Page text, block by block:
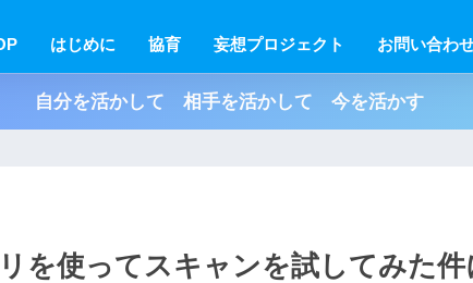
はじめに 協育 妄想プロジェクト お問い合わ
自分を活かして 相手を活かして 今を活かす
を使ってスキャンを試してみた件